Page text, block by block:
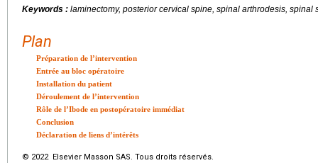
Keywords : laminectomy, posterior cervical spine, spinal arthrodesis, spinal
Plan
Préparation de l’intervention
Entrée au bloc opératoire
Installation du patient
Déroulement de l’intervention
Rôle de l’Ibode en postopératoire immédiat
Conclusion
Déclaration de liens d’intérêts
© 2022 Elsevier Masson SAS. Tous droits réservés.